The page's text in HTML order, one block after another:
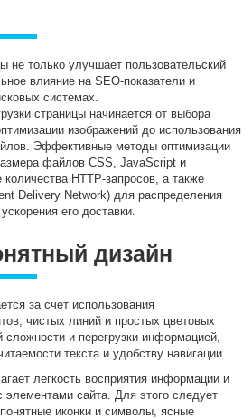
не только улучшает пользовательский
влияние на SEO-показатели и
системах.
страницы начинается от выбора
изображений до использования
Эффективные методы оптимизации
файлов CSS, JavaScript и
HTTP-запросов, а также
Delivery Network) для распределения
его доставки.
дизайн
за счет использования
чистых линий и простых цветовых
и перегрузки информацией,
текста и удобству навигации.
легкость восприятия информации и
элементами сайта. Для этого следует
иконки и символы, ясные